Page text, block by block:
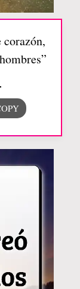
corazón,